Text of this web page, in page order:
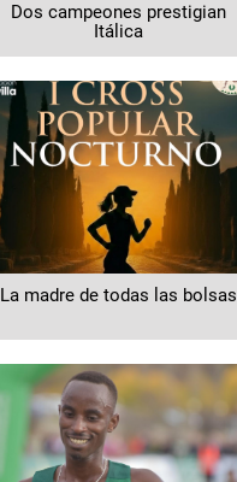
Dos campeones prestigian
Itálica
La madre de todas las bolsas